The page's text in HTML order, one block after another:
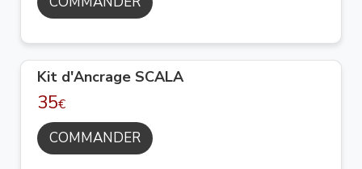
Kit d'Ancrage SCALA
35€
COMMANDER